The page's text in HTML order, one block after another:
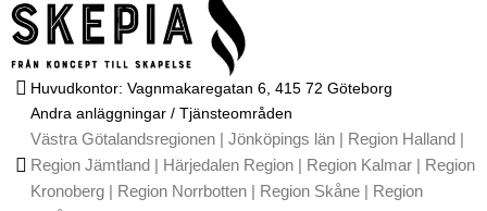
Huvudkontor: Vagnmakaregatan 6, 415 72 Göteborg
Andra anläggningar / Tjänsteområden
Västra Götalandsregionen | Jönköpings län | Region Halland |
Region Jämtland | Härjedalen Region | Region Kalmar | Region
Kronoberg | Region Norrbotten | Region Skåne | Region